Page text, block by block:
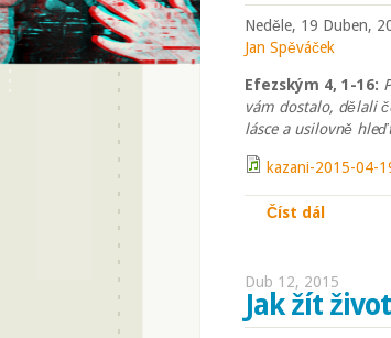
Neděle, 19 Duben,
Jan Spěváček
Efezským 4, 1-16:
vám dostalo, dělali
lásce a usilovně
kazani-2015-04-
Číst dál
Dub 12, 2015
Jak žít život